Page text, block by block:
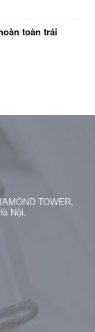
toàn trái
TOWER,
Nội.